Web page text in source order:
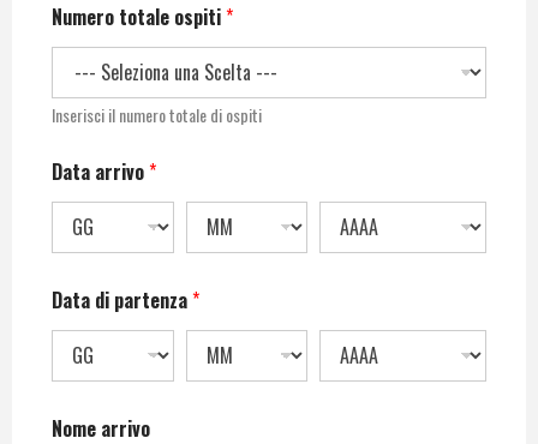
Numero totale ospiti*
Inserisci il numero totale di ospiti
Data arrivo*
Data di partenza*
Nome arrivo